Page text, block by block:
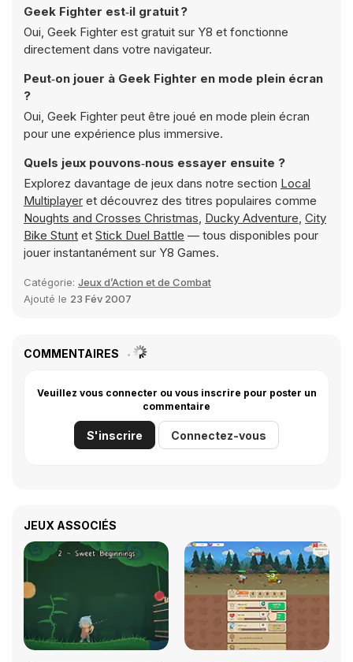
Geek Fighter est‑il gratuit ?
Oui, Geek Fighter est gratuit sur Y8 et fonctionne
directement dans votre navigateur.
Peut‑on jouer à Geek Fighter en mode plein écran
?
Oui, Geek Fighter peut être joué en mode plein écran
pour une expérience plus immersive.
Quels jeux pouvons‑nous essayer ensuite ?
Explorez davantage de jeux dans notre section Local
Multiplayer et découvrez des titres populaires comme
Noughts and Crosses Christmas, Ducky Adventure, City
Bike Stunt et Stick Duel Battle — tous disponibles pour
jouer instantanément sur Y8 Games.
Catégorie: Jeux d’Action et de Combat
Ajouté le 23 Fév 2007
COMMENTAIRES
Veuillez vous connecter ou vous inscrire pour poster un
commentaire
S'inscrire Connectez-vous
JEUX ASSOCIÉS